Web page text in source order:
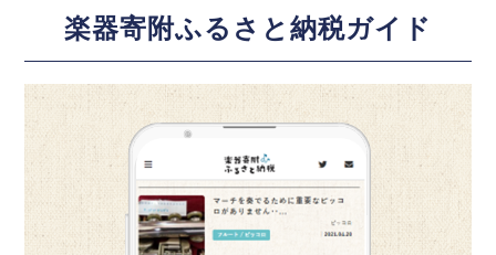
楽器寄附ふるさと納税ガイド